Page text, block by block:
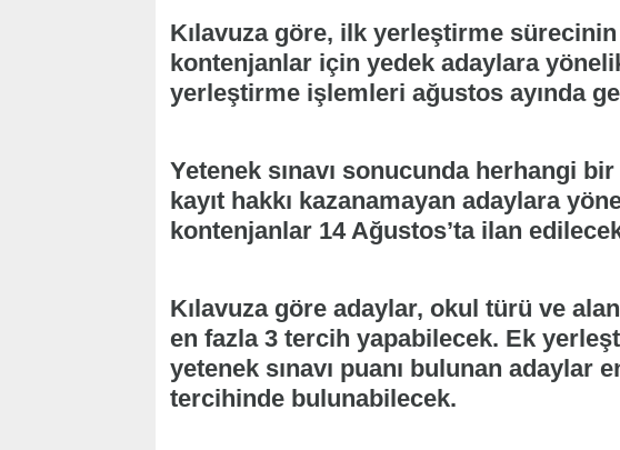
Kılavuza göre, ilk yerleştirme
kontenjanlar için yedek adaylara
yerleştirme işlemleri ağustos ayında
Yetenek sınavı sonucunda herhangi
kayıt hakkı kazanamayan adaylara
kontenjanlar 14 Ağustos’ta ilan
Kılavuza göre adaylar, okul türü ve alan
en fazla 3 tercih yapabilecek. Ek
yetenek sınavı puanı bulunan adaylar
tercihinde bulunabilecek.